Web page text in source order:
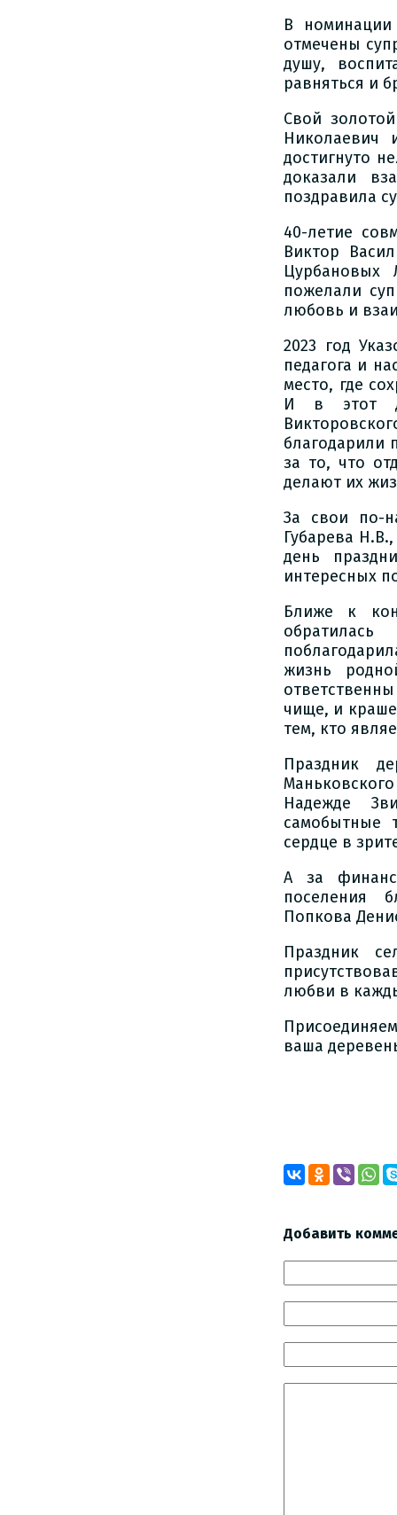
В
отмечены
душу,
равняться и
Свой
Николаевич
достигнуто
доказали
поздравила
40-летие
Виктор
Цурбановых
пожелали
любовь и
2023 год
педагога и
место, где
И в этот
благодарили
за то, что
делают их
За свои по-
Губарева
день
интересных
Ближе к
жизнь
чище, и
тем, кто
Праздник
Надежде
самобытные
сердце в
А за
поселения
Попкова
Праздник
любви в
ваша
Добавить